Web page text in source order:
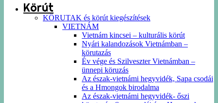
Körút
KÖRUTAK és körút kiegészítések
VIETNÁM
Vietnám kincsei – kulturális körút
Nyári kalandozások Vietnámban –
körutazás
Év vége és Szilveszter Vietnámban –
ünnepi köruzás
Az észak-vietnámi hegyvidék, Sapa csodái
és a Hmongok birodalma
Az észak-vietnámi hegyvidék- őszi